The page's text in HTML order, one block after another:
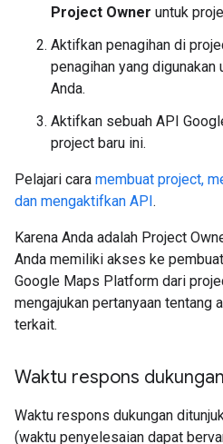
Project Owner untuk
Aktifkan penagihan di
penagihan yang
Anda.
Aktifkan sebuah API
project baru ini.
Pelajari cara membuat project,
dan mengaktifkan API.
Karena Anda adalah Project
Anda memiliki akses ke
Google Maps Platform dari
mengajukan pertanyaan tentang
terkait.
Waktu respons dukungan
Waktu respons dukungan
(waktu penyelesaian dapat